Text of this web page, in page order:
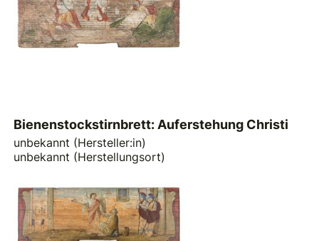
Bienenstockstirnbrett: Auferstehung Christi
unbekannt (Hersteller:in)
unbekannt (Herstellungsort)